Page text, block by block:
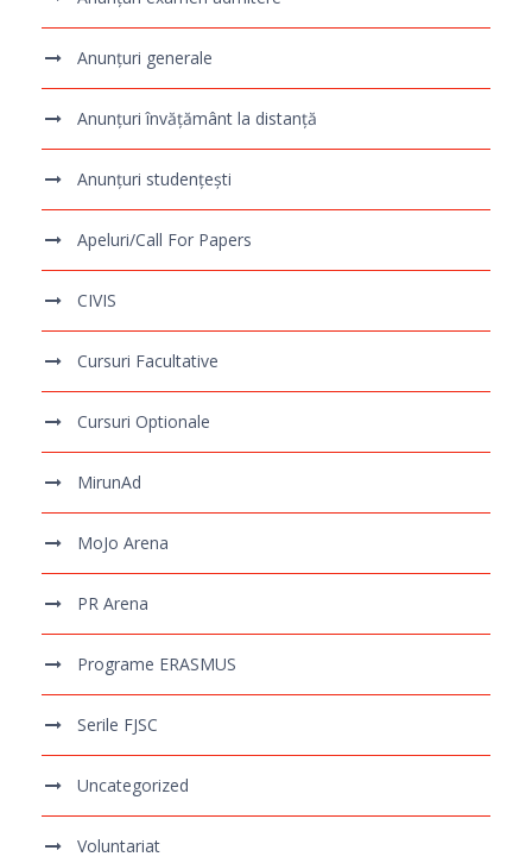
Anunțuri generale
Anunțuri învățământ la distanță
Anunțuri studențești
Apeluri/Call For Papers
CIVIS
Cursuri Facultative
Cursuri Optionale
MirunAd
MoJo Arena
PR Arena
Programe ERASMUS
Serile FJSC
Uncategorized
Voluntariat